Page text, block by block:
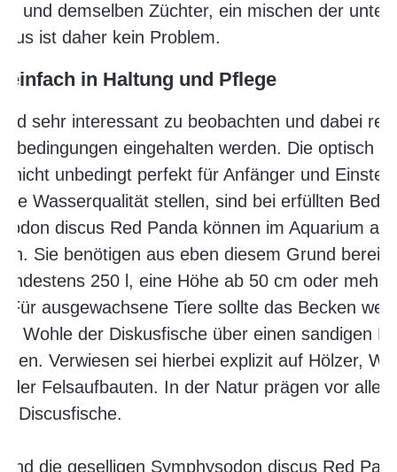
und demselben Züchter, ein mischen der
ist daher kein Problem.
in Haltung und Pflege
sehr interessant zu beobachten und dabei
eingehalten werden. Die optisch
nicht unbedingt perfekt für Anfänger und
Wasserqualität stellen, sind bei erfüllten
discus Red Panda können im Aquarium
Sie benötigen aus eben diesem Grund
250 l, eine Höhe ab 50 cm oder mehr
ausgewachsene Tiere sollte das Becken
Wohle der Diskusfische über einen sandigen
Verwiesen sei hierbei explizit auf Hölzer,
Felsaufbauten. In der Natur prägen vor
Discusfische.
die geselligen Symphysodon discus Red